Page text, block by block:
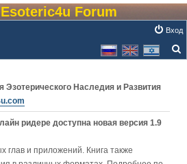
Forum
Вход
Эзотерического Наследия и Развития
ридере доступна новая версия 1.9
глав и приложений. Книга также